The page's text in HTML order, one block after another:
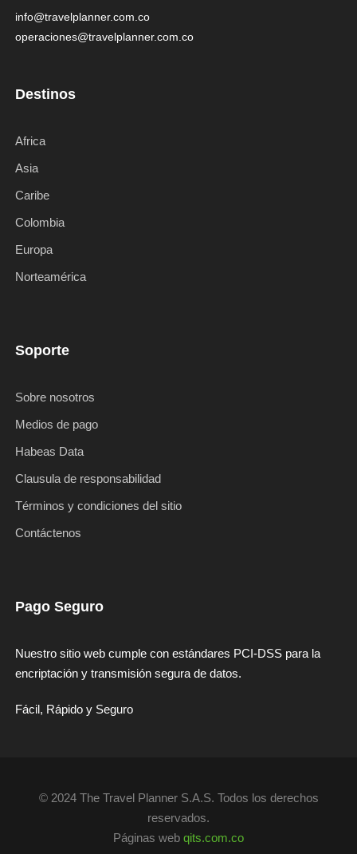
info@travelplanner.com.co
operaciones@travelplanner.com.co
Destinos
Africa
Asia
Caribe
Colombia
Europa
Norteamérica
Soporte
Sobre nosotros
Medios de pago
Habeas Data
Clausula de responsabilidad
Términos y condiciones del sitio
Contáctenos
Pago Seguro
Nuestro sitio web cumple con estándares PCI-DSS para la
encriptación y transmisión segura de datos.
Fácil, Rápido y Seguro
© 2024 The Travel Planner S.A.S. Todos los derechos
reservados.
Páginas web qits.com.co